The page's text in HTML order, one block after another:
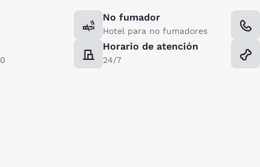
No fumador
Hotel para no fumadores
Horario de atención
24/7